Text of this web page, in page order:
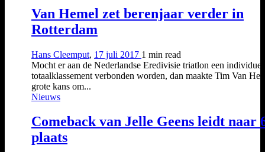
Van Hemel zet berenjaar verder in
Rotterdam
Hans Cleemput, 17 juli 2017 1 min read
Mocht er aan de Nederlandse Eredivisie triatlon een
totaalklassement verbonden worden, dan maakte Tim Van
grote kans om...
Nieuws
Comeback van Jelle Geens leidt naar
plaats